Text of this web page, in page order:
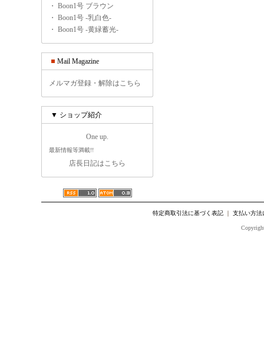
・ Boon1号 ブラウン
・ Boon1号 -乳白色-
・ Boon1号 -黄緑蓄光-
Mail Magazine
メルマガ登録・解除はこちら
▼ ショップ紹介
One up.
最新情報等満載!!
店長日記はこちら
特定商取引法に基づく表記｜ 支払い方法